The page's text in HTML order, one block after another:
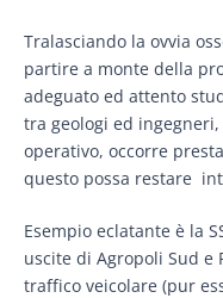
Tralasciando la ovvia
partire a monte della
adeguato ed attento
tra geologi ed
operativo, occorre
questo possa restare
Esempio eclatante è la
uscite di Agropoli Sud e
traffico veicolare (pur